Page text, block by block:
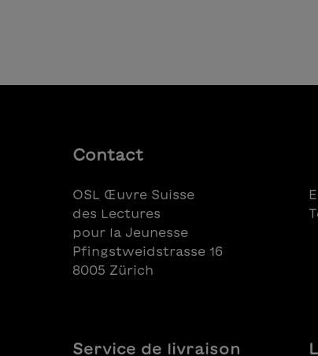
Contact
OSL Œuvre Suisse
des Lectures
pour la Jeunesse
Pfingstweidstrasse 16
8005 Zürich
Service de livraison